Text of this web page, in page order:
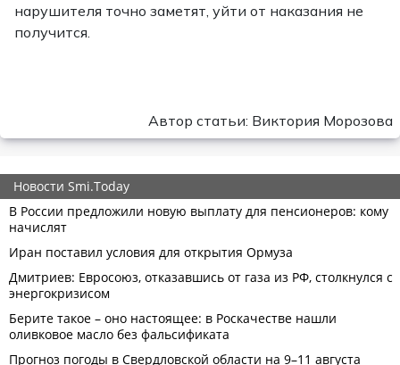
нарушителя точно заметят, уйти от наказания не
получится.
Автор статьи: Виктория Морозова